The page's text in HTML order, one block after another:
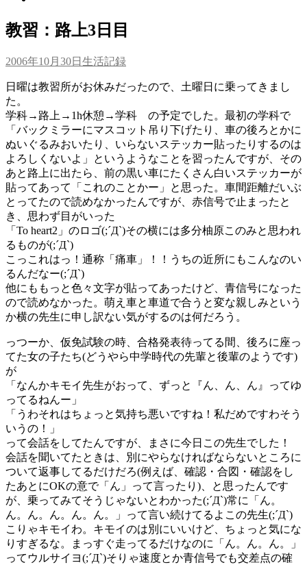
教習：路上3日目
投
日:
2006年10月30日 カ
ゴ
ー
生活記録
日曜は教習所がお休みだったので、土曜日に乗ってきまし
た。
学科→路上→1h休憩→学科 の予定でした。最初の学科で
「バックミラーにマスコット吊り下げたり、車の後ろとかに
ぬいぐるみおいたり、いらないステッカー貼ったりするのは
よろしくないよ」というようなことを習ったんですが、その
あと路上に出たら、前の黒い車にたくさん白いステッカーが
貼ってあって「これのことかー」と思った。車間距離だいぶ
とってたので読めなかったんですが、赤信号で止まったと
き、思わず目がいった
「To heart2」のロゴ(;´Д`)その横には多分柚原このみと思われ
るものが(;´Д`)
こっこれはっ！通称「痛車」！！うちの近所にもこんなのい
るんだなー(;´Д`)
他にももっと色々文字が貼ってあったけど、青信号になった
ので読めなかった。萌え車と車道で合うと変な親しみという
か横の先生に申し訳ない気がするのは何だろう。
っつーか、仮免試験の時、合格発表待ってる間、後ろに座っ
てた女の子たち(どうやら中学時代の先輩と後輩のようです)
が
「なんかキモイ先生がおって、ずっと『ん、ん、ん』ってゆ
ってるねんー」
「うわそれはちょっと気持ち悪いですね！私だめですわそう
いうの！」
って会話をしてたんですが、まさに今日この先生でした！
会話を聞いてたときは、別にやらなければならないところに
ついて返事してるだけだろ(例えば、確認・合図・確認をし
たあとにOKの意で「ん」って言ったり)、と思ったんです
が、乗ってみてそうじゃないとわかった(;´Д`)常に「ん。
ん。ん。ん。ん。ん。」って言い続けてるよこの先生(;´Д`)
こりゃキモイわ。キモイのは別にいいけど、ちょっと気にな
りすぎるな。まっすぐ走ってるだけなのに「ん。ん。ん。」
ってウルサイヨ(;´Д`)そりゃ速度とか青信号でも交差点の確